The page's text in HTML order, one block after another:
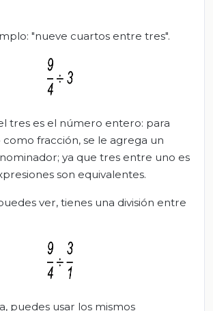
"nueve cuartos entre tres".
tres es el número entero: para
fracción, se le agrega un
ya que tres entre uno es
son equivalentes.
ver, tienes una división entre
puedes usar los mismos